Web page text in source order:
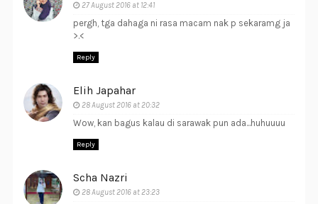
27 August 2016 at 12:41
pergh, tga dahaga ni rasa macam nak p sekaramg ja
>.<
Reply
Elih Japahar
28 August 2016 at 20:32
Wow, kan bagus kalau di sarawak pun ada...huhuuuu
Reply
Scha Nazri
28 August 2016 at 23:23